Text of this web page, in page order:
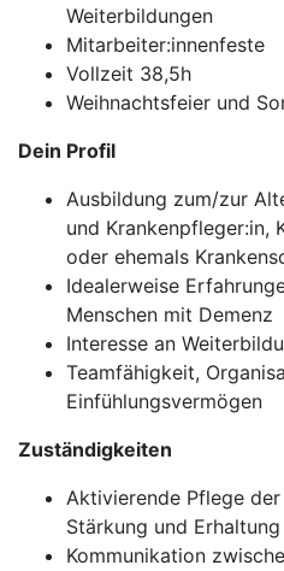
Weiterbildungen
Mitarbeiter:innenfeste
Vollzeit 38,5h
Weihnachtsfeier und
Dein Profil
Ausbildung zum/zur
und Krankenpfleger:in,
oder ehemals
Idealerweise
Menschen mit Demenz
Interesse an
Teamfähigkeit,
Einfühlungsvermögen
Zuständigkeiten
Aktivierende Pflege
Stärkung und
Kommunikation